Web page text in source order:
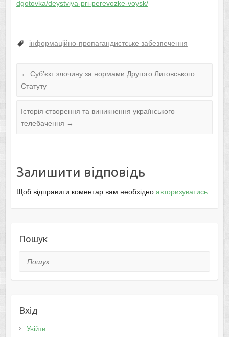
dgotovka/deystviya-pri-perevozke-voysk/
інформаційно-пропагандистське забезпечення
← Суб’єкт злочину за нормами Другого Литовського
Статуту
Історія створення та виникнення українського
телебачення →
Залишити відповідь
Щоб відправити коментар вам необхідно авторизуватись.
Пошук
Пошук
Вхід
Увійти